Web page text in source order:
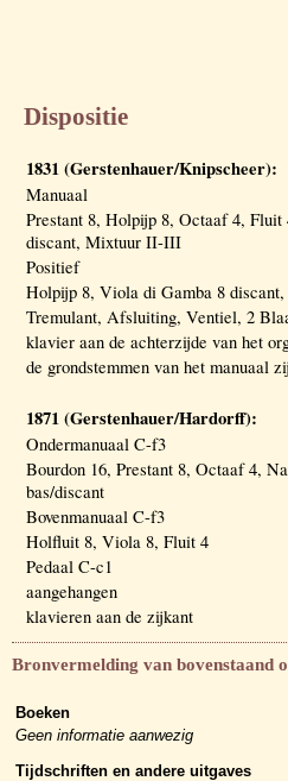
Dispositie
1831 (Gerstenhauer/Knipscheer):
Manuaal
Prestant 8, Holpijp 8, Octaaf 4,
discant, Mixtuur II-III
Positief
Holpijp 8, Viola di Gamba 8
Tremulant, Afsluiting, Ventiel, 2
klavier aan de achterzijde van het
de grondstemmen van het manuaal
1871 (Gerstenhauer/Hardorff):
Ondermanuaal C-f3
Bourdon 16, Prestant 8, Octaaf 4,
bas/discant
Bovenmanuaal C-f3
Holfluit 8, Viola 8, Fluit 4
Pedaal C-c1
aangehangen
klavieren aan de zijkant
Bronvermelding van bovenstaand
Boeken
Geen informatie aanwezig
Tijdschriften en andere uitgaves